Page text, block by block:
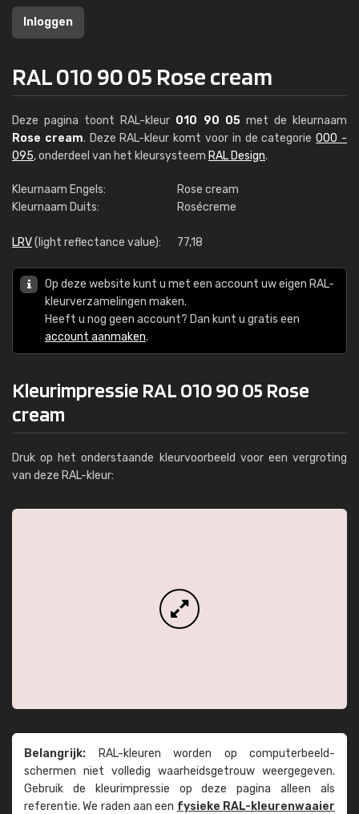
Inloggen
RAL 010 90 05 Rose cream
Deze pagina toont RAL-kleur 010 90 05met de kleurnaam
Rose cream. Deze RAL-kleur komt voor in de categorie000 -
095, onderdeel van het kleursysteem RAL Design.
Kleurnaam Engels:
Rose cream
Kleurnaam Duits:
Rosécreme
LRV(light reflectance value): 77,18
Op deze website kunt u met een account uw eigen RAL-
kleurverzamelingen maken.
Heeft u nog geen account? Dan kunt u gratis een
account aanmaken.
Kleurimpressie RAL 010 90 05 Rose
cream
Druk op het onderstaande kleurvoorbeeld voor een vergroting
van deze RAL-kleur:
Belangrijk: RAL-kleuren worden op computer­beeld­
schermen niet volledig waarheids­­getrouw weer­gegeven.
Gebruik de kleur­impressie op deze pagina alleen als
referentie. We raden aan een fysieke RAL-kleuren­waaier